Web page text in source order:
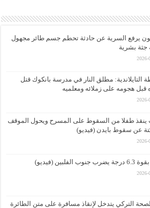
يرفع السرية عن حادثة تحطم جسم طائر مجهول
جثة بشرية
2026-
التايلاندية: مطلق النار في مدرسة بانكوك قتل
قبل هجومه على زملائه ومعلميه
2026-
ينقذ طفلا من السقوط على المسرح ويحول الموقف
عن سقوط بايدن (فيديو)
2026-
الفلبين (فيديو)
2026-
التركي يتدخل لإنقاذ مسافرة على متن الطائرة